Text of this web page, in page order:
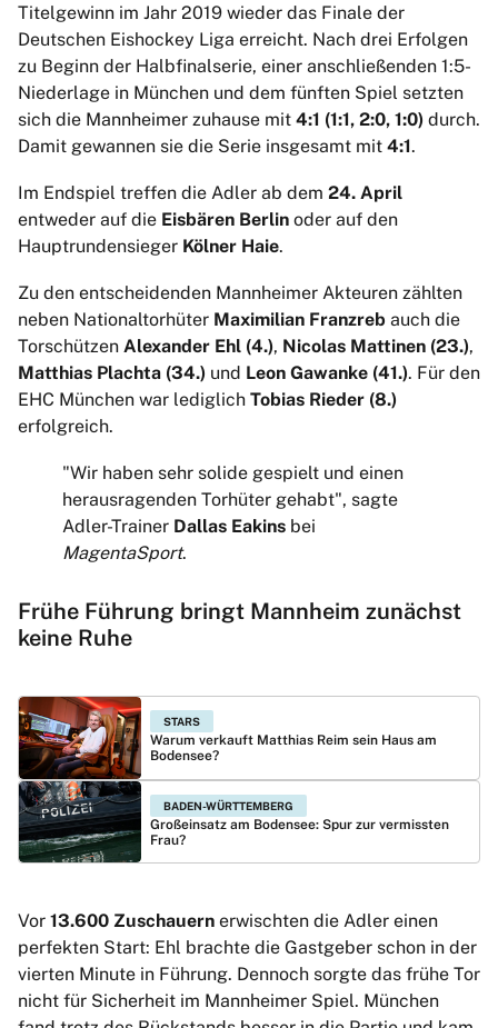
Titelgewinn im Jahr 2019 wieder das Finale der
Deutschen Eishockey Liga erreicht. Nach drei Erfolgen
zu Beginn der Halbfinalserie, einer anschließenden 1:5-
Niederlage in München und dem fünften Spiel setzten
sich die Mannheimer zuhause mit 4:1 (1:1, 2:0, 1:0) durch.
Damit gewannen sie die Serie insgesamt mit 4:1.
Im Endspiel treffen die Adler ab dem 24. April
entweder auf die Eisbären Berlin oder auf den
Hauptrundensieger Kölner Haie.
Zu den entscheidenden Mannheimer Akteuren zählten
neben Nationaltorhüter Maximilian Franzreb auch die
Torschützen Alexander Ehl (4.), Nicolas Mattinen (23.),
Matthias Plachta (34.) und Leon Gawanke (41.). Für den
EHC München war lediglich Tobias Rieder (8.)
erfolgreich.
"Wir haben sehr solide gespielt und einen
herausragenden Torhüter gehabt", sagte
Adler-Trainer Dallas Eakins bei
MagentaSport.
Frühe Führung bringt Mannheim zunächst
keine Ruhe
STARS
Warum verkauft Matthias Reim sein Haus am
Bodensee?
BADEN-WÜRTTEMBERG
Großeinsatz am Bodensee: Spur zur vermissten
Frau?
Vor 13.600 Zuschauern erwischten die Adler einen
perfekten Start: Ehl brachte die Gastgeber schon in der
vierten Minute in Führung. Dennoch sorgte das frühe Tor
nicht für Sicherheit im Mannheimer Spiel. München